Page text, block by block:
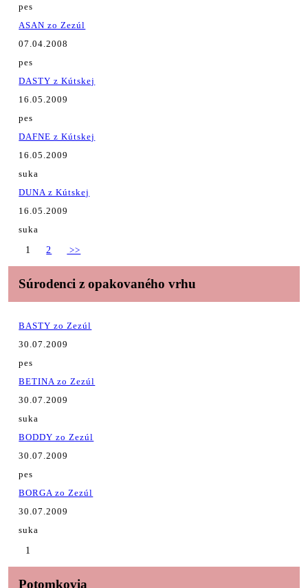
pes
ASAN zo Zezúl
07.04.2008
pes
DASTY z Kútskej
16.05.2009
pes
DAFNE z Kútskej
16.05.2009
suka
DUNA z Kútskej
16.05.2009
suka
1
2 >>
Súrodenci z opakovaného vrhu
BASTY zo Zezúl
30.07.2009
pes
BETINA zo Zezúl
30.07.2009
suka
BODDY zo Zezúl
30.07.2009
pes
BORGA zo Zezúl
30.07.2009
suka
1
Potomkovia